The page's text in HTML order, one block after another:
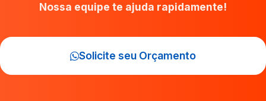
Nossa equipe te ajuda rapidamente!
Solicite seu Orçamento